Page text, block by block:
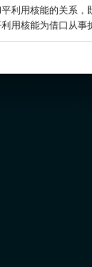
利用核能的关系，
用核能为借口从事